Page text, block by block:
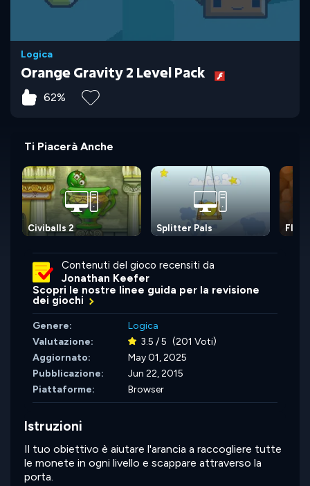
Logica
Orange Gravity 2 Level Pack
62%
Ti Piacerà Anche
Civiballs 2 Splitter Pals
Contenuti del gioco recensiti da
Jonathan Keefer
Scopri le nostre linee guida per la revisione
dei giochi
Genere:
Logica
Valutazione:
3.5 / 5 (201 Voti)
Aggiornato:
May 01, 2025
Pubblicazione:
Jun 22, 2015
Piattaforme:
Browser
Istruzioni
Il tuo obiettivo è aiutare l'arancia a raccogliere tutte
le monete in ogni livello e scappare attraverso la
porta.